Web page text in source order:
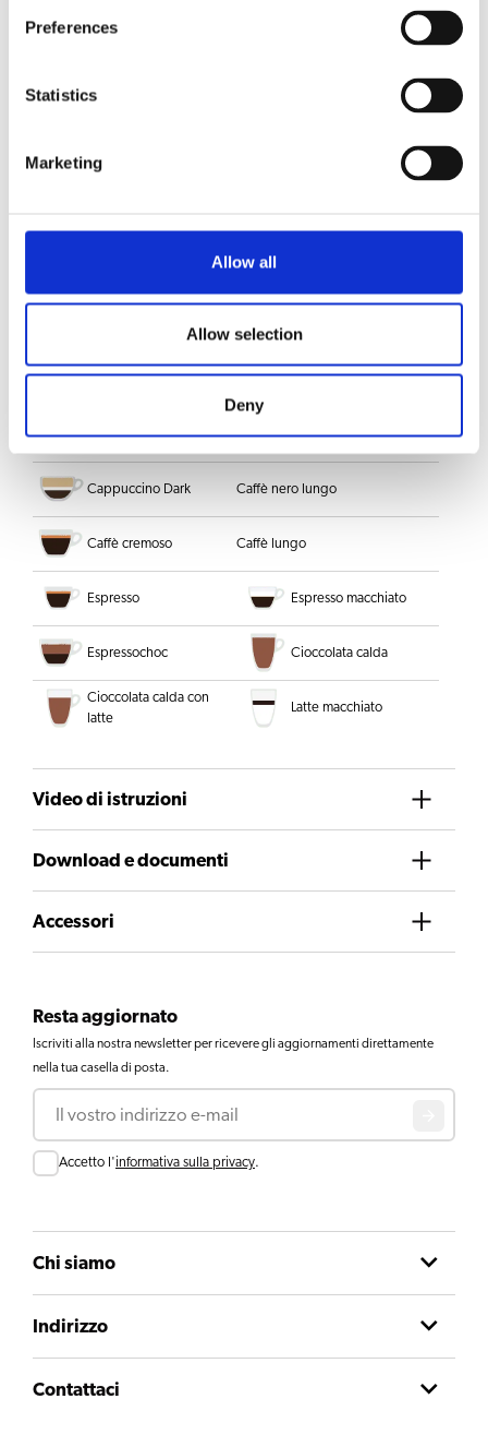
Preferences
Statistics
Marketing
Allow all
Allow selection
Deny
, per tè o tisane
Esprecious 22 può essere utilizzata anche con l'unità
Ristretto Caffè forte con latte
Caffelatte Latte caldo
Cappuccino Dark Caffè nero lungo
Caffè cremoso Caffè lungo
Espresso Espresso macchiato
Espressochoc Cioccolata calda
Cioccolata calda con
latte
Latte macchiato
Video di istruzioni
Download e documenti
Accessori
Resta aggiornato
Iscriviti alla nostra newsletter per ricevere gli aggiornamenti direttamente
nella tua casella di posta.
Email
Consent
Accetto l'informativa sulla privacy.
Chi siamo
Indirizzo
Contattaci